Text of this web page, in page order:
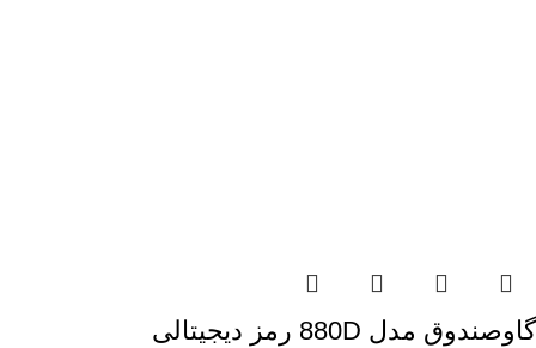
گاوصندوق مدل 880D رمز دیجیتالی